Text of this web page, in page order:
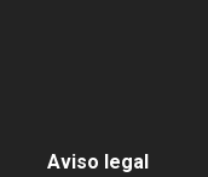
Aviso legal